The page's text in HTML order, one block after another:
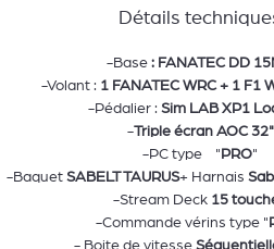
Détails
-Base : FANATEC DD
-Volant : 1 FANATEC WRC + 1
-Pédalier : Sim LAB XP1
-Triple écran AOC 32"
-PC type " PRO"
-Baquet SABELT TAURUS+ Harnais
-Stream Deck 15
-Commande vérins type "